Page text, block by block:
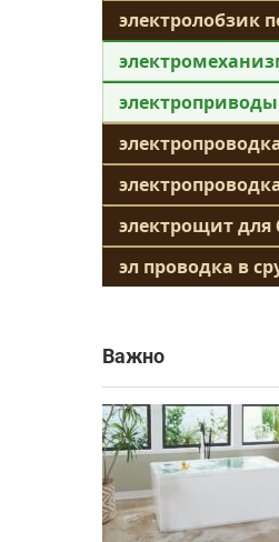
электролобзик
электрощит для
эл проводка в
Важно